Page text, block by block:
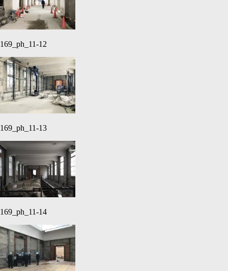
169_ph_11-12
169_ph_11-13
169_ph_11-14